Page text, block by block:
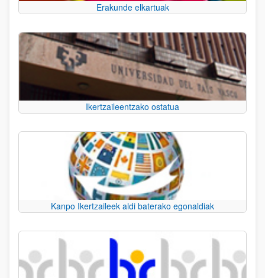
Erakunde elkartuak
Ikertzaileentzako ostatua
Kanpo Ikertzaileek aldi baterako egonaldiak